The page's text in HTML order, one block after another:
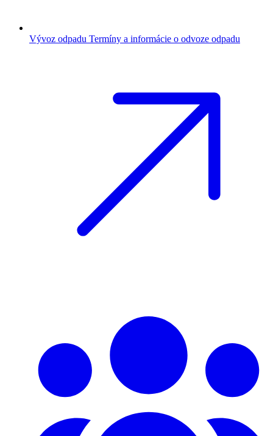
Vývoz odpadu Termíny a informácie o odvoze odpadu